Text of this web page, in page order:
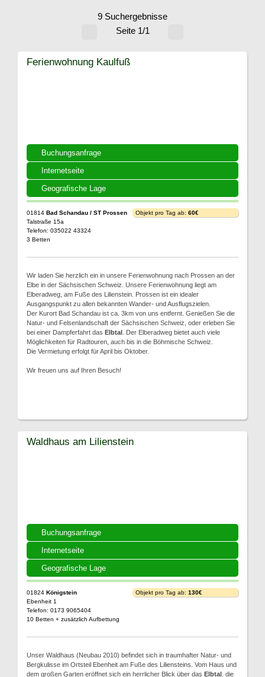
9 Suchergebnisse
Seite 1/1
Buchungsanfrage
Internetseite
Geografische Lage
Ferienwohnung Kaulfuß
01814 Bad Schandau / ST Prossen
Talstraße 15a
Telefon: 035022 43324
3 Betten
Objekt pro Tag ab: 60€
Wir laden Sie herzlich ein in unsere Ferienwohnung nach Prossen an der
Elbe in der Sächsischen Schweiz. Unsere Ferienwohnung liegt am
Elberadweg, am Fuße des Lilienstein. Prossen ist ein idealer
Ausgangspunkt zu allen bekannten Wander- und Ausflugszielen.
Der Kurort Bad Schandau ist ca. 3km von uns entfernt. Genießen Sie die
Natur- und Felsenlandschaft der Sächsischen Schweiz, oder erleben Sie
bei einer Dampferfahrt das Elbtal . Der Elberadweg bietet auch viele
Möglichkeiten für Radtouren, auch bis in die Böhmische Schweiz.
Die Vermietung erfolgt für April bis Oktober.
Wir freuen uns auf Ihren Besuch!
Buchungsanfrage
Internetseite
Geografische Lage
Waldhaus am Lilienstein
01824 Königstein
Ebenheit 1
Telefon: 0173 9065404
10 Betten + zusätzlich Aufbettung
Objekt pro Tag ab: 130€
Unser Waldhaus (Neubau 2010) befindet sich in traumhafter Natur- und
Bergkulisse im Ortsteil Ebenheit am Fuße des Liliensteins. Vom Haus und
dem großen Garten eröffnet sich ein herrlicher Blick über das Elbtal , die